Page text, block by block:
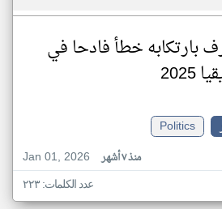
بارتكابه خطأ فادحا في
Politics
Jan 01, 2026
منذ ٧ أشهر
عدد الكلمات: ٢٢٣